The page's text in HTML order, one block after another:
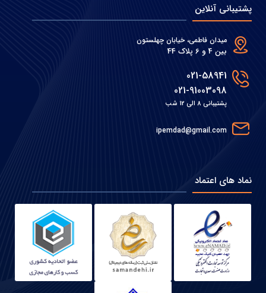
پشتیبانی آنلاین
میدان فاطمی، خیابان چهلستون
بین 4 و 6 پلاک 44
021-58941
021-91003098
پشتیبانی 8 الی 12 شب
ipemdad@gmail.com
نماد های اعتماد